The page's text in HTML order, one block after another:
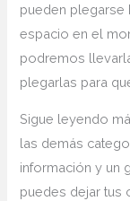
pueden plegarse
espacio en el
podremos
plegarlas para
Sigue leyendo
las demás
información y un
puedes dejar tus